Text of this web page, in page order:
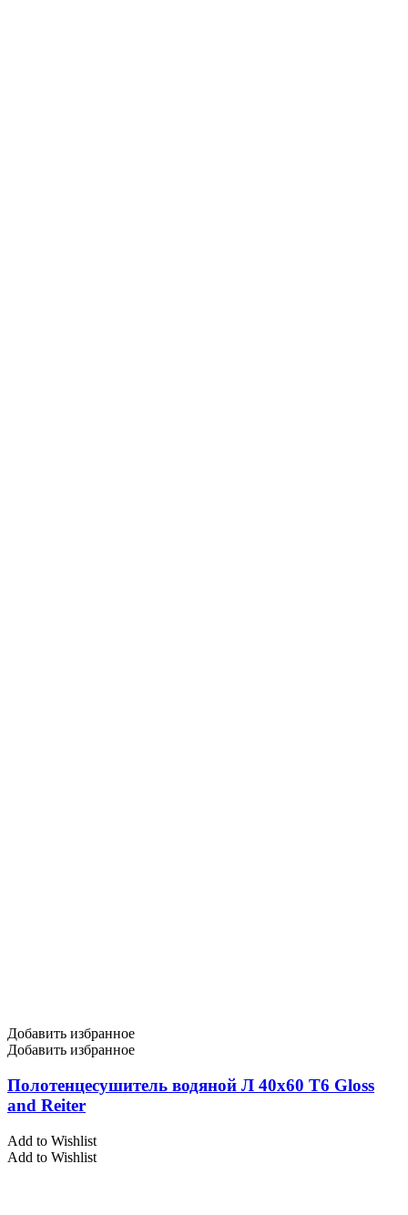
Добавить избранное
Добавить избранное
Полотенцесушитель водяной Л 40х60 Т6 Gloss
and Reiter
Add to Wishlist
Add to Wishlist